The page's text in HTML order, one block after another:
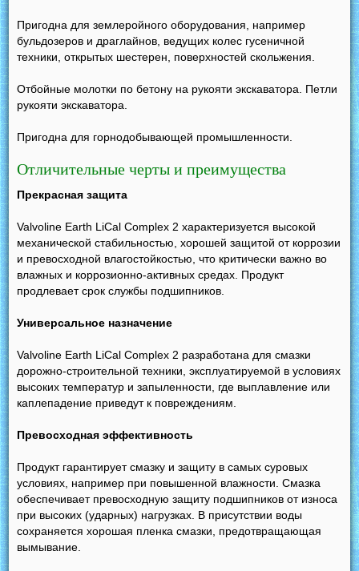
Пригодна для землеройного оборудования, например
бульдозеров и драглайнов, ведущих колес гусеничной
техники, открытых шестерен, поверхностей скольжения.
Отбойные молотки по бетону на рукояти экскаватора. Петли
рукояти экскаватора.
Пригодна для горнодобывающей промышленности.
Отличительные черты и преимущества
Прекрасная защита
Valvoline Earth LiCal Complex 2 характеризуется высокой
механической стабильностью, хорошей защитой от коррозии
и превосходной влагостойкостью, что критически важно во
влажных и коррозионно-активных средах. Продукт
продлевает срок службы подшипников.
Универсальное назначение
Valvoline Earth LiCal Complex 2 разработана для смазки
дорожно-строительной техники, эксплуатируемой в условиях
высоких температур и запыленности, где выплавление или
каплепадение приведут к повреждениям.
Превосходная эффективность
Продукт гарантирует смазку и защиту в самых суровых
условиях, например при повышенной влажности. Смазка
обеспечивает превосходную защиту подшипников от износа
при высоких (ударных) нагрузках. В присутствии воды
сохраняется хорошая пленка смазки, предотвращающая
вымывание.